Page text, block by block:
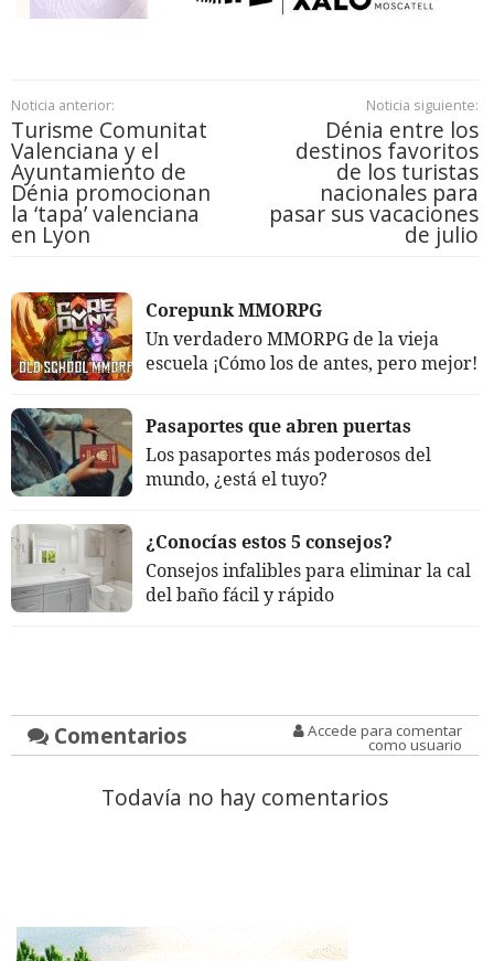
Noticia anterior:
Turisme Comunitat
Valenciana y el
Ayuntamiento de
Dénia promocionan
la ‘tapa’ valenciana
en Lyon
Noticia siguiente:
Dénia entre los
destinos favoritos
de los turistas
nacionales para
pasar sus vacaciones
de julio
Corepunk MMORPG
Un verdadero MMORPG de la vieja
escuela ¡Cómo los de antes, pero mejor!
Pasaportes que abren puertas
Los pasaportes más poderosos del
mundo, ¿está el tuyo?
¿Conocías estos 5 consejos?
Consejos infalibles para eliminar la cal
del baño fácil y rápido
Comentarios Accede para comentar
como usuario
Todavía no hay comentarios